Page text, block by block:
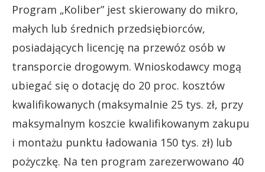
Program „Koliber” jest skierowany do mikro,
małych lub średnich przedsiębiorców,
posiadających licencję na przewóz osób w
transporcie drogowym. Wnioskodawcy mogą
ubiegać się o dotację do 20 proc. kosztów
kwalifikowanych (maksymalnie 25 tys. zł, przy
maksymalnym koszcie kwalifikowanym zakupu
i montażu punktu ładowania 150 tys. zł) lub
pożyczkę. Na ten program zarezerwowano 40